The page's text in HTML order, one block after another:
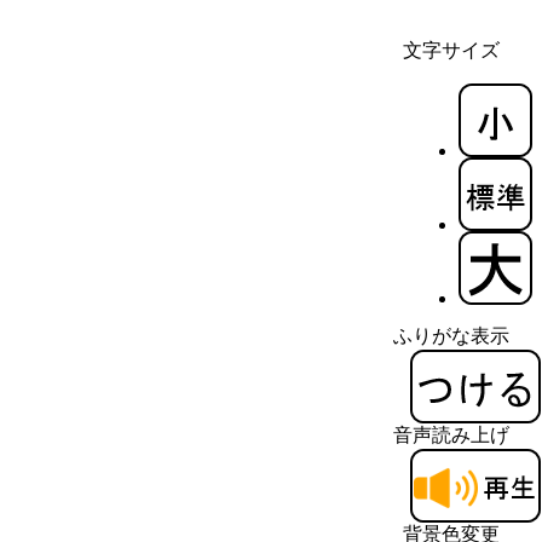
文字サイズ
ふりがな表示
音声読み上げ
背景色変更